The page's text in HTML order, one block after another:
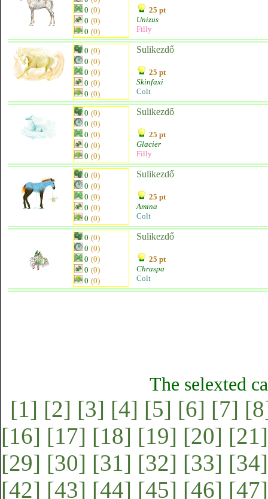
0 (0)
0 (0)
0 (0)
25 pt
Unizus
Filly
0 (0)
0 (0)
0 (0)
0 (0)
0 (0)
Sulikezdő
25 pt
Skinfaxi
Colt
0 (0)
0 (0)
0 (0)
0 (0)
0 (0)
Sulikezdő
25 pt
Glacier
Filly
0 (0)
0 (0)
0 (0)
0 (0)
0 (0)
Sulikezdő
25 pt
Amina
Colt
0 (0)
0 (0)
0 (0)
0 (0)
0 (0)
Sulikezdő
25 pt
Chraspa
Colt
The selexted
[1] [2] [3] [4] [5] [6] [7]
[16] [17] [18] [19] [20] [21]
[29] [30] [31] [32] [33] [34]
[42] [43] [44] [45] [46] [47]